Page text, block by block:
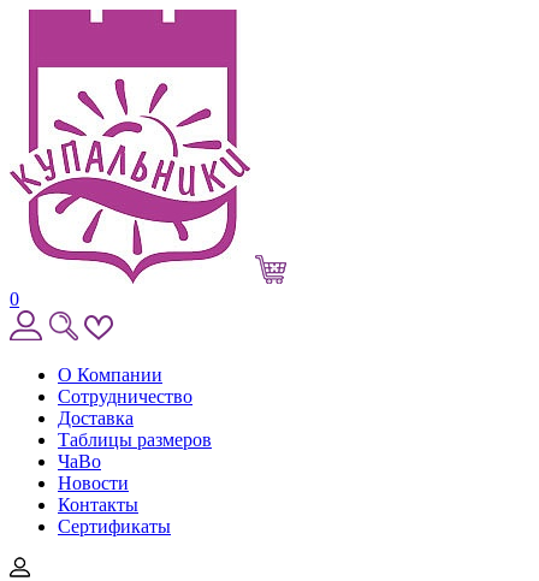
0
О Компании
Сотрудничество
Доставка
Таблицы размеров
ЧаВо
Новости
Контакты
Сертификаты